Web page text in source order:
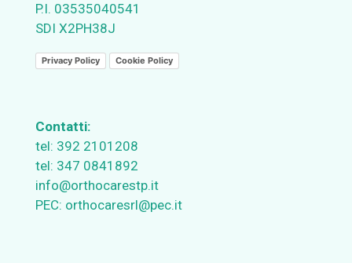
P.I. 03535040541
SDI X2PH38J
Privacy Policy Cookie Policy
Contatti:
tel: 392 2101208
tel: 347 0841892
info@orthocarestp.it
PEC: orthocaresrl@pec.it